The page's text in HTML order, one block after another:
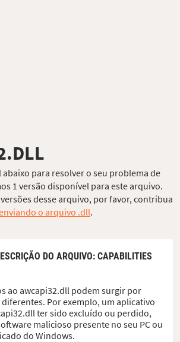
abaixo para resolver o seu problema de
1 versão disponível para este arquivo.
desse arquivo, por favor, contribua
o arquivo .dll.
DO ARQUIVO: CAPABILITIES
ao awcapi32.dll podem surgir por
Por exemplo, um aplicativo
ter sido excluído ou perdido,
malicioso presente no seu PC ou
do Windows.